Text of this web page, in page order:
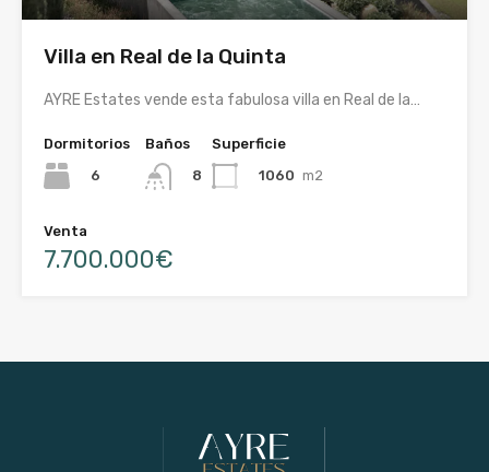
Villa en Real de la Quinta
AYRE Estates vende esta fabulosa villa en Real de la…
Dormitorios
6
Baños
8
Superficie
1060 m2
Venta
7.700.000€